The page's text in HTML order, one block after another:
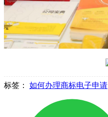
标签： 如何办理商标电子申请